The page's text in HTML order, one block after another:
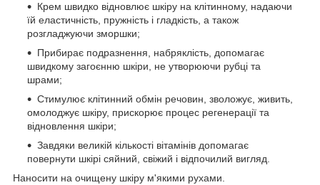
Крем швидко відновлює шкіру на клітинному, надаючи
їй еластичність, пружність і гладкість, а також
розгладжуючи зморшки;
Прибирає подразнення, набряклість, допомагає
швидкому загоєнню шкіри, не утворюючи рубці та
шрами;
Стимулює клітинний обмін речовин, зволожує, живить,
омолоджує шкіру, прискорює процес регенерації та
відновлення шкіри;
Завдяки великій кількості вітамінів допомагає
повернути шкірі сяйний, свіжий і відпочилий вигляд.
Наносити на очищену шкіру м'якими рухами.